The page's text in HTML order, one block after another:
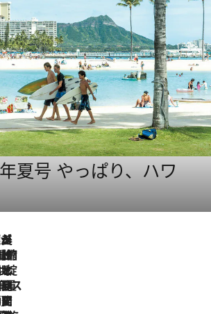
夏号 やっぱり、ハワ
とは
ズジップ】